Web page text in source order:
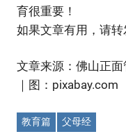
育很重要！
如果文章有用，请
文章来源：佛山正面
｜图：pixabay.com
教育篇 父母经